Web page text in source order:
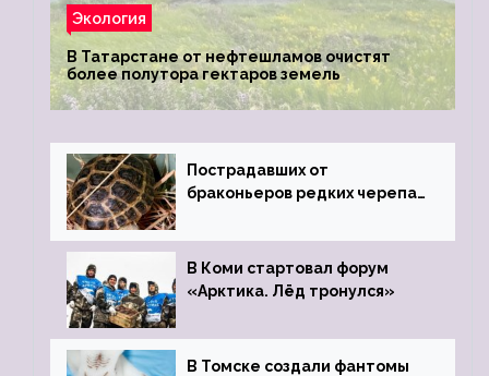
Экология
В Татарстане от нефтешламов очистят
более полутора гектаров земель
Пострадавших от
браконьеров редких черепах
зоопарк
В Коми стартовал форум
«Арктика. Лёд тронулся»
В Томске создали фантомы